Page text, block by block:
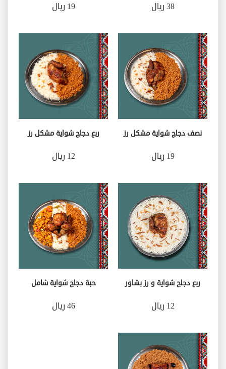
38 ريال 19 ريال
نصف دجاج شواية مشكل رز
19 ريال
ربع دجاج شواية مشكل رز
12 ريال
ربع دجاج شواية و رز بشاور
12 ريال
حبة دجاج شواية شامل
46 ريال